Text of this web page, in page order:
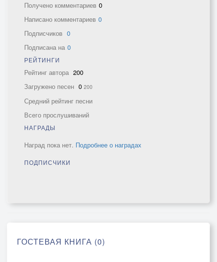
Получено комментариев 0
Написано комментариев 0
Подписчиков 0
Подписана на 0
РЕЙТИНГИ
Рейтинг автора 200
Загружено песен 0 200
Средний рейтинг песни
Всего прослушиваний
НАГРАДЫ
Наград пока нет. Подробнее о наградах
ПОДПИСЧИКИ
ГОСТЕВАЯ КНИГА (0)